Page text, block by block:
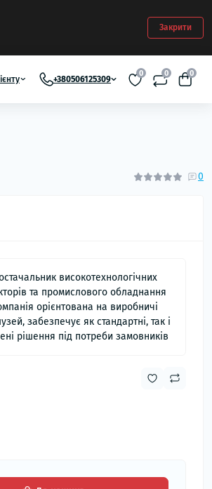
Закрити
+380506125309
0 0 0
0
високотехнологічних
та промислового обладнання
орієнтована на виробничі
забезпечує як стандартні, так і
рішення під потреби замовників